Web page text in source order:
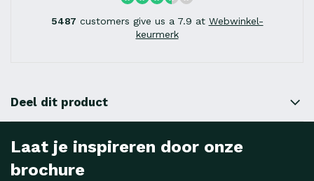
5487 customers give us a 7.9 at Webwinkel-
keurmerk
Deel dit product
Laat je inspireren door onze
brochure